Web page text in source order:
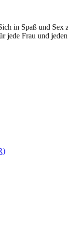
in Spaß und
jede Frau und